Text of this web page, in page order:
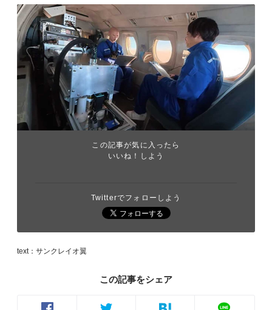
この記事が気に入ったら
いいね！しよう
Twitterでフォローしよう
text：サンクレイオ翼
この記事をシェア